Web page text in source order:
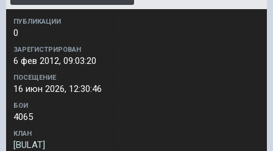
ПУБЛИКАЦИИ
0
ЗАРЕГИСТРИРОВАН
6 фев 2012, 09:03:20
ПОСЕЩЕНИЕ
16 июн 2026, 12:30:46
БОИ
4065
КЛАН
[BULAT]